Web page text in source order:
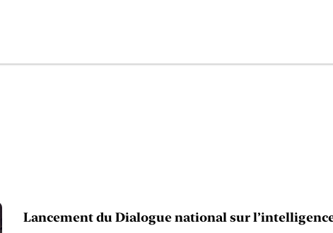
Lancement du Dialogue national sur